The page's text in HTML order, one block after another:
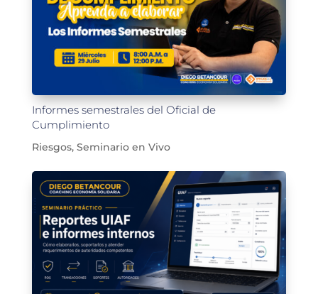
Informes semestrales del Oficial de
Cumplimiento
Riesgos, Seminario en Vivo